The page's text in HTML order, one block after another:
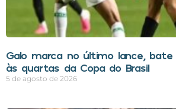
Galo marca no último lance,
às quartas da Copa do Brasil
5 de agosto de 2026